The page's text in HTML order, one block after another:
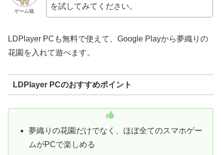
ゲーム猫
を試してみてください。
LDPlayer PCも無料で使えて、Google Playから夢織りの
花園を入れて遊べます。
LDPlayer PCのおすすめポイント
夢織りの花園だけでなく、ほぼ全てのスマホゲー
ムがPCで楽しめる